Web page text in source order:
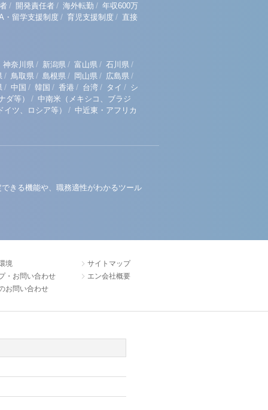
/ 開発責任者 / 海外転勤 / 年収600万
・留学支援制度 / 育児支援制度 / 直接
神奈川県 / 新潟県 / 富山県 / 石川県 /
/ 鳥取県 / 島根県 / 岡山県 / 広島県 /
/ 中国 / 韓国 / 香港 / 台湾 / タイ / シ
ダ等） / 中南米（メキシコ、ブラジ
ツ、ロシア等） / 中近東・アフリカ
きる機能や、職務適性がわかるツール
境
・お問い合わせ
お問い合わせ
サイトマップ
エン会社概要